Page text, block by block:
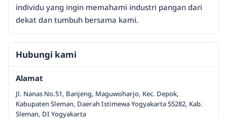
individu yang ingin memahami industri pangan dari
dekat dan tumbuh bersama kami.
Hubungi kami
Alamat
Jl. Nanas No.51, Banjeng, Maguwoharjo, Kec. Depok,
Kabupaten Sleman, Daerah Istimewa Yogyakarta 55282, Kab.
Sleman, DI Yogyakarta